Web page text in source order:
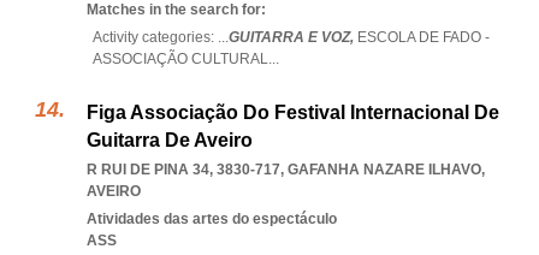
Matches in the search for:
Activity categories: ...GUITARRA E VOZ, ESCOLA DE FADO -
ASSOCIAÇÃO CULTURAL...
Figa Associação Do Festival Internacional De
Guitarra De Aveiro
R RUI DE PINA 34, 3830-717, GAFANHA NAZARE ILHAVO,
AVEIRO
Atividades das artes do espectáculo
ASS